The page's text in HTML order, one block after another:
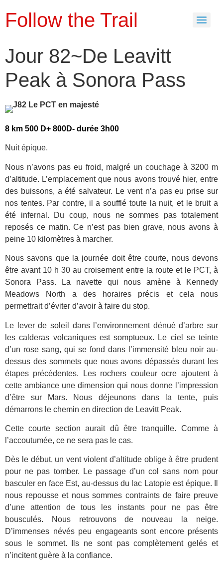
Follow the Trail
Jour 82~De Leavitt
Peak à Sonora Pass
8 km 500 D+ 800D- durée 3h00
Nuit épique.
Nous n’avons pas eu froid, malgré un couchage à 3200 m
d’altitude. L’emplacement que nous avons trouvé hier, entre
des buissons, a été salvateur. Le vent n’a pas eu prise sur
nos tentes. Par contre, il a soufflé toute la nuit, et le bruit a
été infernal. Du coup, nous ne sommes pas totalement
reposés ce matin. Ce n’est pas bien grave, nous avons à
peine 10 kilomètres à marcher.
Nous savons que la journée doit être courte, nous devons
être avant 10 h 30 au croisement entre la route et le PCT, à
Sonora Pass. La navette qui nous amène à Kennedy
Meadows North a des horaires précis et cela nous
permettrait d’éviter d’avoir à faire du stop.
Le lever de soleil dans l’environnement dénué d’arbre sur
les calderas volcaniques est somptueux. Le ciel se teinte
d’un rose sang, qui se fond dans l’immensité bleu noir au-
dessus des sommets que nous avons dépassés durant les
étapes précédentes. Les rochers couleur ocre ajoutent à
cette ambiance une dimension qui nous donne l’impression
d’être sur Mars. Nous déjeunons dans la tente, puis
démarrons le chemin en direction de Leavitt Peak.
Cette courte section aurait dû être tranquille. Comme à
l’accoutumée, ce ne sera pas le cas.
Dès le début, un vent violent d’altitude oblige à être prudent
pour ne pas tomber. Le passage d’un col sans nom pour
basculer en face Est, au-dessus du lac Latopie est épique. Il
nous repousse et nous sommes contraints de faire preuve
d’une attention de tous les instants pour ne pas être
bousculés. Nous retrouvons de nouveau la neige.
D’immenses névés peu engageants sont encore présents
sous le sommet. Ils ne sont pas complètement gelés et
n’incitent guère à la confiance.